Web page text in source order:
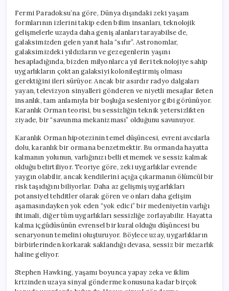
Fermi Paradoksu’na göre, Dünya dışındaki zeki yaşam
formlarının izlerini takip eden bilim insanları, teknolojik
gelişmelerle uzayda daha geniş alanları tarayabilse de,
galaksimizden gelen yanıt hala “sıfır”. Astronomlar,
galaksimizdeki yıldızların ve gezegenlerin yaşını
hesapladığında, bizden milyonlarca yıl ileri teknolojiye sahip
uygarlıkların çoktan galaksiyi kolonileştirmiş olması
gerektiğini ileri sürüyor. Ancak bir asırdır radyo dalgaları
yayan, televizyon sinyalleri gönderen ve niyetli mesajlar ileten
insanlık, tam anlamıyla bir boşluğa sesleniyor gibi görünüyor.
Karanlık Orman teorisi, bu sessizliğin teknik yetersizlikten
ziyade, bir “savunma mekanizması” olduğunu savunuyor.
Karanlık Orman hipotezinin temel düşüncesi, evreni avcılarla
dolu, karanlık bir ormana benzetmektir. Bu ormanda hayatta
kalmanın yolunun, varlığınızı belli etmemek ve sessiz kalmak
olduğu belirtiliyor. Teoriye göre, zeki uygarlıklar evrende
yaygın olabilir, ancak kendilerini açığa çıkarmanın ölümcül bir
risk taşıdığını biliyorlar. Daha az gelişmiş uygarlıkları
potansiyel tehditler olarak gören ve onları daha gelişim
aşamasındayken yok eden “yok edici” bir medeniyetin varlığı
ihtimali, diğer tüm uygarlıkları sessizliğe zorlayabilir. Hayatta
kalma içgüdüsünün evrensel bir kural olduğu düşüncesi bu
senaryonun temelini oluşturuyor. Böylece uzay, uygarlıkların
birbirlerinden korkarak saklandığı devasa, sessiz bir mezarlık
haline geliyor.
Stephen Hawking, yaşamı boyunca yapay zeka ve iklim
krizinden uzaya sinyal gönderme konusuna kadar birçok